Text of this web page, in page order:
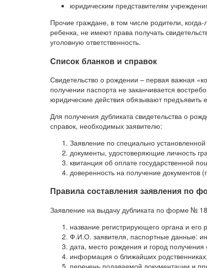
юридическим представителям
Прочие граждане, в том числе родители,
ребенка, не имеют права получать
уголовную ответственность.
Список бланков и справок
Свидетельство о рождении – первая важная
получении паспорта не заканчивается
юридические действия обязывают предъявить
Для получения дубликата свидетельства о
справок, необходимых заявителю:
Заявление по специально
документы, удостоверяющие личность
квитанция об оплате государственной
доверенность на получение документов
Правила составления заявления по
Заявление на выдачу дубликата по форме №
название регистрирующего органа и его
Ф.И.О. заявителя, паспортные данные:
дата, место рождения и город получения
информация о ближайших родственниках;
перечень подаваемой документации и